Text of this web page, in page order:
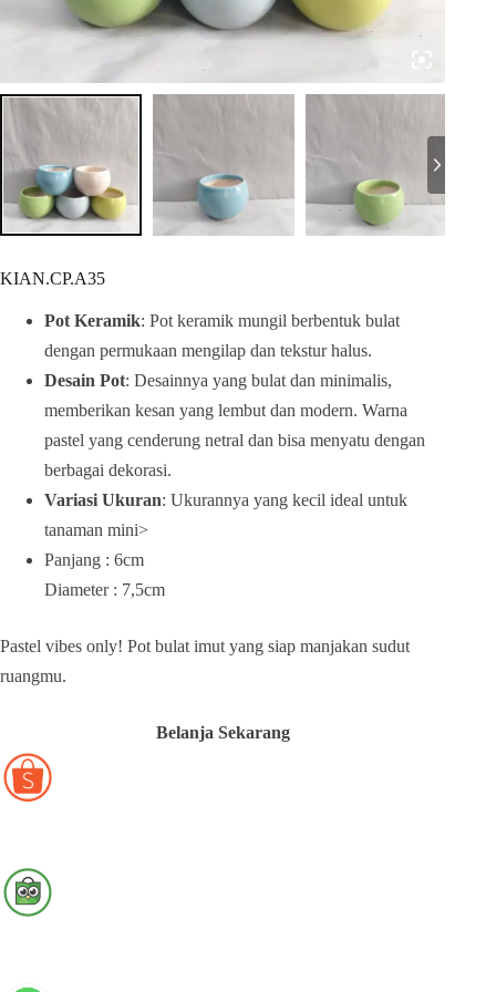
KIAN.CP.A35
Pot Keramik: Pot keramik mungil berbentuk bulat
dengan permukaan mengilap dan tekstur halus.
Desain Pot: Desainnya yang bulat dan minimalis,
memberikan kesan yang lembut dan modern. Warna
pastel yang cenderung netral dan bisa menyatu dengan
berbagai dekorasi.
Variasi Ukuran: Ukurannya yang kecil ideal untuk
tanaman mini>
Panjang : 6cm
Diameter : 7,5cm
Pastel vibes only! Pot bulat imut yang siap manjakan sudut
ruangmu.
Belanja Sekarang